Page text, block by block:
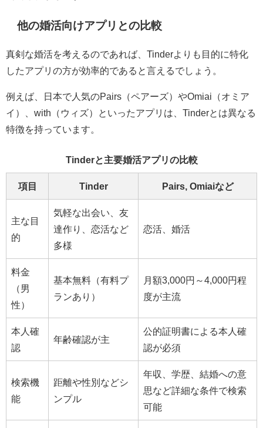
他の婚活向けアプリとの比較
真剣な婚活を考えるのであれば、Tinderよりも目的に特化
したアプリの方が効率的であると言えるでしょう。
例えば、日本で人気のPairs（ペアーズ）やOmiai（オミア
イ）、with（ウィズ）といったアプリは、Tinderとは異なる
特徴を持っています。
Tinderと主要婚活アプリの比較
項目 Tinder Pairs, Omiaiなど
主な目
的
気軽な出会い、友
達作り、恋活など
多様
恋活、婚活
料金
（男
性）
基本無料（有料プ
ランあり）
月額3,000円～4,000円程
度が主流
本人確
認
年齢確認が主
公的証明書による本人確
認が必須
検索機
能
距離や性別などシ
ンプル
年収、学歴、結婚への意
思など詳細な条件で検索
可能